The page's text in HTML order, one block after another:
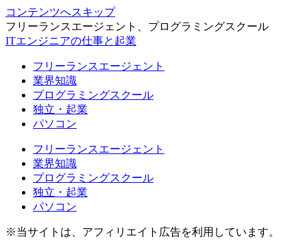
コンテンツへスキップ
フリーランスエージェント、プログラミングスクール
ITエンジニアの仕事と起業
フリーランスエージェント
業界知識
プログラミングスクール
独立・起業
パソコン
フリーランスエージェント
業界知識
プログラミングスクール
独立・起業
パソコン
※当サイトは、アフィリエイト広告を利用しています。